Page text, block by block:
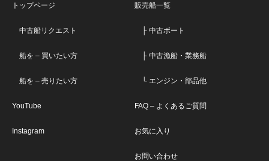
トップページ
中古船リクエスト
船を – 買いたい方
船を – 売りたい方
YouTube
Instagram
販売船一覧
├ 中古ボート
├ 中古漁船・業務船
└ エンジン・部品他
FAQ – よくあるご質問
お気に入り
お問い合わせ